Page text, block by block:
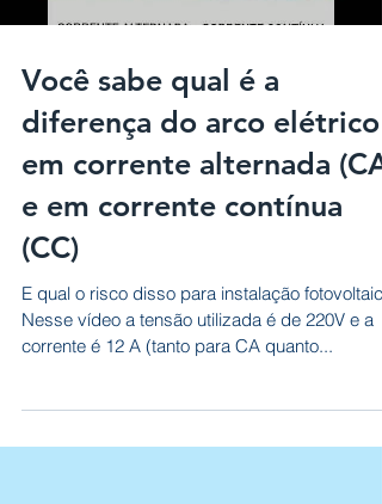
Você sabe qual é a
diferença do arco elétrico
em corrente alternada (CA)
e em corrente contínua
(CC)
E qual o risco disso para instalação